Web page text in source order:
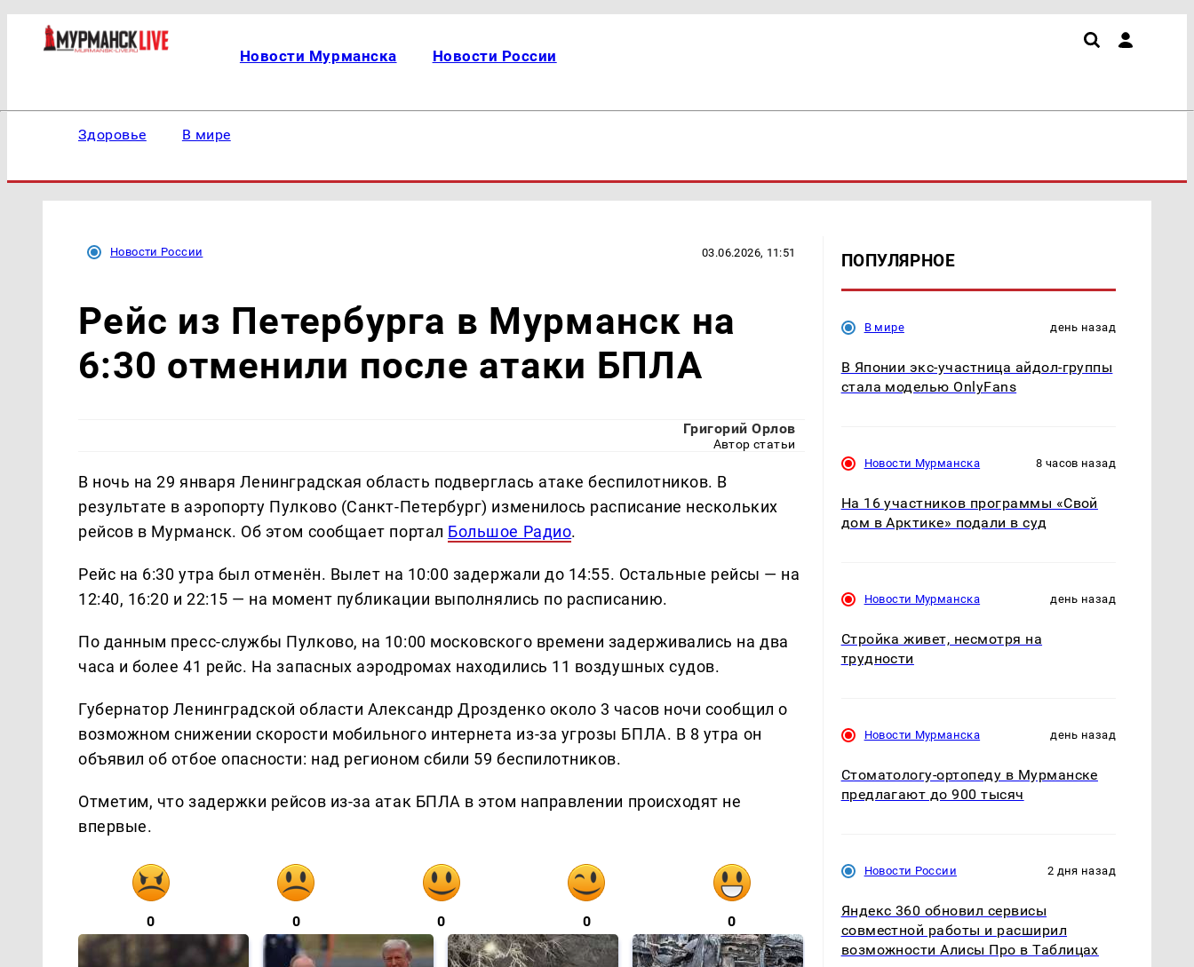
Новости Мурманска Новости России
Здоровье В мире
Новости России 03.06.2026, 11:51
Рейс из Петербурга в Мурманск на
6:30 отменили после атаки БПЛА
Григорий Орлов
Автор статьи
В ночь на 29 января Ленинградская область подверглась атаке беспилотников. В
результате в аэропорту Пулково (Санкт-Петербург) изменилось расписание нескольких
рейсов в Мурманск. Об этом сообщает портал Большое Радио.
Рейс на 6:30 утра был отменён. Вылет на 10:00 задержали до 14:55. Остальные рейсы — на
12:40, 16:20 и 22:15 — на момент публикации выполнялись по расписанию.
По данным пресс-службы Пулково, на 10:00 московского времени задерживались на два
часа и более 41 рейс. На запасных аэродромах находились 11 воздушных судов.
Губернатор Ленинградской области Александр Дрозденко около 3 часов ночи сообщил о
возможном снижении скорости мобильного интернета из-за угрозы БПЛА. В 8 утра он
объявил об отбое опасности: над регионом сбили 59 беспилотников.
Отметим, что задержки рейсов из-за атак БПЛА в этом направлении происходят не
впервые.
0 0 0 0 0
ПОПУЛЯРНОЕ
В мире день назад
В Японии экс-участница айдол-группы
стала моделью OnlyFans
Новости Мурманска 8 часов назад
На 16 участников программы «Свой
дом в Арктике» подали в суд
Новости Мурманска день назад
Стройка живет, несмотря на
трудности
Новости Мурманска день назад
Стоматологу-ортопеду в Мурманске
предлагают до 900 тысяч
Новости России 2 дня назад
Яндекс 360 обновил сервисы
совместной работы и расширил
возможности Алисы Про в Таблицах